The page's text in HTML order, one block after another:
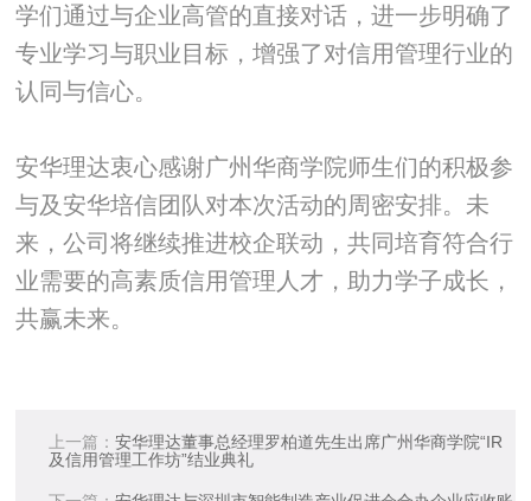
学们通过与企业高管的直接对话，进一步明确了
专业学习与职业目标，增强了对信用管理行业的
认同与信心。
安华理达衷心感谢广州华商学院师生们的积极参
与及安华培信团队对本次活动的周密安排。未
来，公司将继续推进校企联动，共同培育符合行
业需要的高素质信用管理人才，助力学子成长，
共赢未来。
上一篇：安华理达董事总经理罗柏道先生出席广州华商学院“IR
及信用管理工作坊”结业典礼